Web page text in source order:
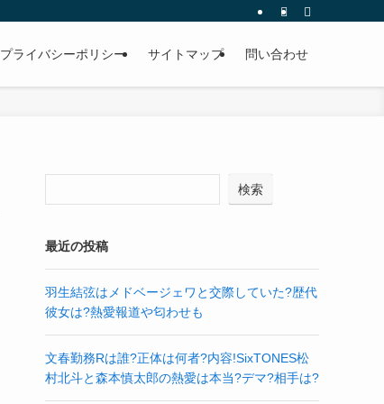
プライバシーポリシー サイトマップ 問い合わせ
検索
最近の投稿
羽生結弦はメドベージェワと交際していた?歴代
彼女は?熱愛報道や匂わせも
文春勤務Rは誰?正体は何者?内容!SixTONES松
村北斗と森本慎太郎の熱愛は本当?デマ?相手は?